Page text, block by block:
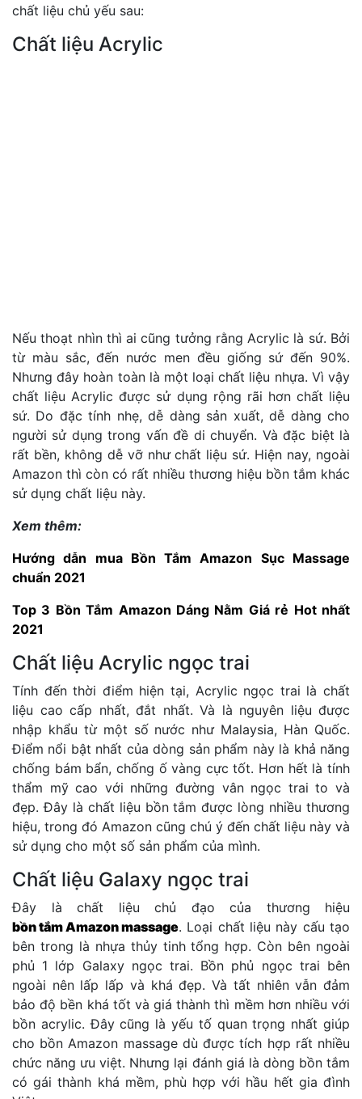
chất liệu chủ yếu sau:
Chất liệu Acrylic
Nếu thoạt nhìn thì ai cũng tưởng rằng Acrylic là sứ. Bởi
từ màu sắc, đến nước men đều giống sứ đến 90%.
Nhưng đây hoàn toàn là một loại chất liệu nhựa. Vì vậy
chất liệu Acrylic được sử dụng rộng rãi hơn chất liệu
sứ. Do đặc tính nhẹ, dễ dàng sản xuất, dễ dàng cho
người sử dụng trong vấn đề di chuyển. Và đặc biệt là
rất bền, không dễ vỡ như chất liệu sứ. Hiện nay, ngoài
Amazon thì còn có rất nhiều thương hiệu bồn tắm khác
sử dụng chất liệu này.
Xem thêm:
Hướng dẫn mua Bồn Tắm Amazon Sục Massage
chuẩn 2021
Top 3 Bồn Tắm Amazon Dáng Nằm Giá rẻ Hot nhất
2021
Chất liệu Acrylic ngọc trai
Tính đến thời điểm hiện tại, Acrylic ngọc trai là chất
liệu cao cấp nhất, đắt nhất. Và là nguyên liệu được
nhập khẩu từ một số nước như Malaysia, Hàn Quốc.
Điểm nổi bật nhất của dòng sản phẩm này là khả năng
chống bám bẩn, chống ố vàng cực tốt. Hơn hết là tính
thẩm mỹ cao với những đường vân ngọc trai to và
đẹp. Đây là chất liệu bồn tắm được lòng nhiều thương
hiệu, trong đó Amazon cũng chú ý đến chất liệu này và
sử dụng cho một số sản phẩm của mình.
Chất liệu Galaxy ngọc trai
Đây là chất liệu chủ đạo của thương hiệu
bồn tắm Amazon massage. Loại chất liệu này cấu tạo
bên trong là nhựa thủy tinh tổng hợp. Còn bên ngoài
phủ 1 lớp Galaxy ngọc trai. Bồn phủ ngọc trai bên
ngoài nên lấp lấp và khá đẹp. Và tất nhiên vẫn đảm
bảo độ bền khá tốt và giá thành thì mềm hơn nhiều với
bồn acrylic. Đây cũng là yếu tố quan trọng nhất giúp
cho bồn Amazon massage dù được tích hợp rất nhiều
chức năng ưu việt. Nhưng lại đánh giá là dòng bồn tắm
có gái thành khá mềm, phù hợp với hầu hết gia đình